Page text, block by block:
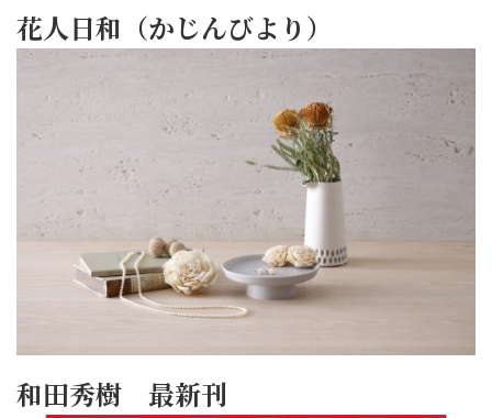
花人日和（かじんびより）
和田秀樹 最新刊